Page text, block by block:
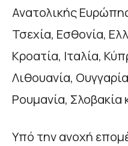
Ανατολικής
Τσεχία, Εσθονία,
Κροατία, Ιταλία,
Λιθουανία,
Ρουμανία, Σλοβακία
Υπό την ανοχή